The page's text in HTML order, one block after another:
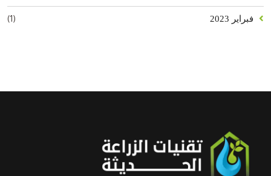
فبراير 2023 (1)